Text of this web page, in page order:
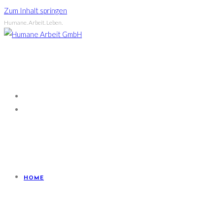
Zum Inhalt springen
Humane. Arbeit. Leben.
HOME